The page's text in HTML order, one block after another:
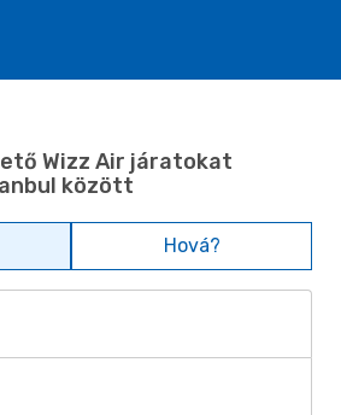
Wizz Air járatokat
között
Hová?